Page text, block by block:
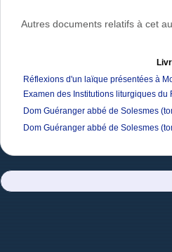
Autres documents relatifs à cet
Réflexions d'un laïque présentées à
Examen des Institutions liturgiques du
Dom Guéranger abbé de Solesmes
Dom Guéranger abbé de Solesmes